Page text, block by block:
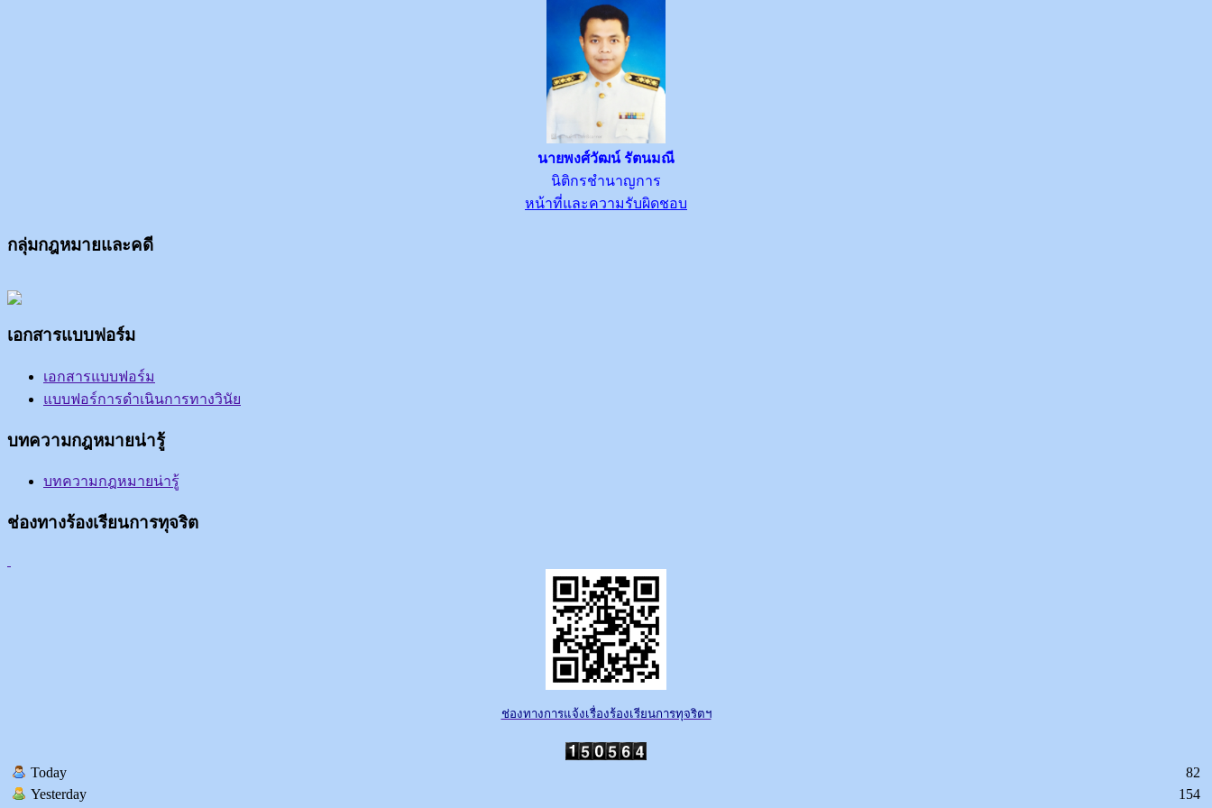
นายพงศ์วัฒน์ รัตนมณี
นิติกรชำนาญการ
หน้าที่และความรับผิดชอบ
กลุ่มกฎหมายและคดี
เอกสารแบบฟอร์ม
เอกสารแบบฟอร์ม
แบบฟอร์การดำเนินการทางวินัย
บทความกฎหมายน่ารู้
บทความกฎหมายน่ารู้
ช่องทางร้องเรียนการทุจริต
ช่องทางการแจ้งเรื่องร้องเรียนการทุจริตฯ
Today
Yesterday
82
154